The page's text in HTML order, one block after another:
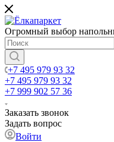
Огромный выбор
+7 495 979 93 32
+7 495 979 93 32
+7 999 902 57 36
Заказать звонок
Задать вопрос
Войти